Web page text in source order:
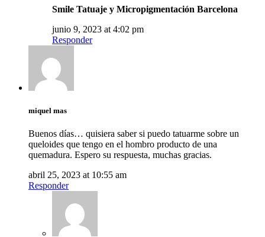
Smile Tatuaje y Micropigmentación Barcelona
junio 9, 2023 at 4:02 pm
Responder
miquel mas
Buenos días… quisiera saber si puedo tatuarme sobre un
queloides que tengo en el hombro producto de una
quemadura. Espero su respuesta, muchas gracias.
abril 25, 2023 at 10:55 am
Responder